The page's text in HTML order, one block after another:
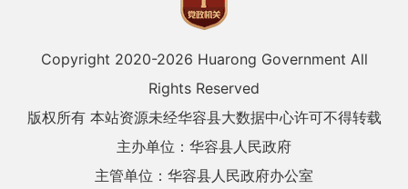
Copyright 2020-2026 Huarong Government All
Rights Reserved
版权所有 本站资源未经华容县大数据中心许可不得转载
主办单位：华容县人民政府
主管单位：华容县人民政府办公室